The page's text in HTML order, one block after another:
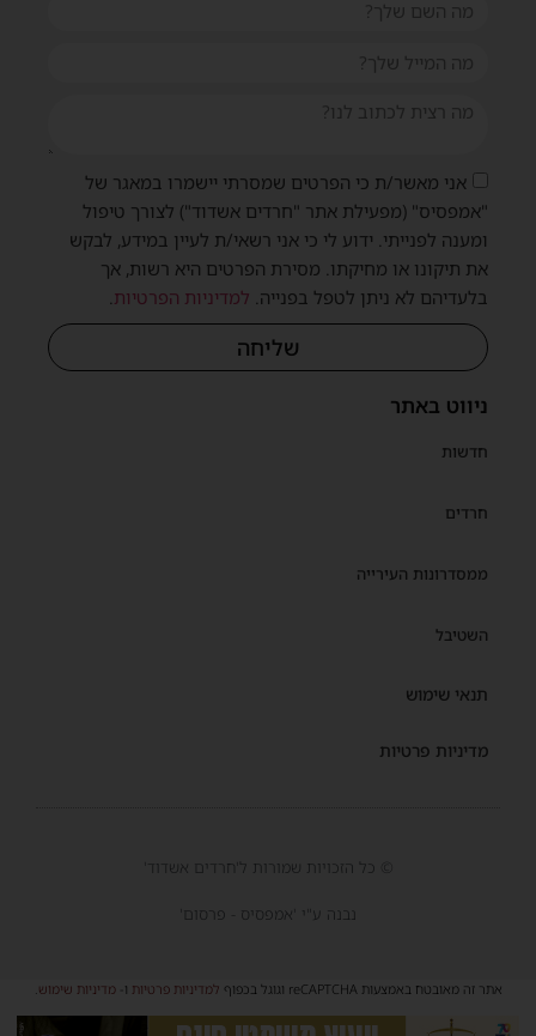
ניווט באתר
חדשות
חרדים
ממסדרונות העירייה
השטיבל
תנאי שימוש
מדיניות פרטיות
אני מאשר/ת כי הפרטים שמסרתי יישמרו במאגר של
"אמפסיס" (מפעילת אתר "חרדים אשדוד") לצורך טיפול
ומענה לפנייתי. ידוע לי כי אני רשאי/ת לעיין במידע, לבקש
את תיקונו או מחיקתו. מסירת הפרטים היא רשות, אך
בלעדיהם לא ניתן לטפל בפנייה. למדיניות הפרטיות
שליחה
© כל הזכויות שמורות ל'חרדים אשדוד'
נבנה ע"י 'אמפסיס - פרסום'
אתר זה מאובטח באמצעות reCAPTCHA וגוגל בכפוף למדיניות פרטיות ו-מדיניות שימוש